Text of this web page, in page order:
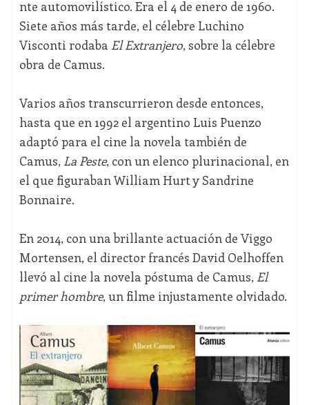
nte automovilístico. Era el 4 de enero de 1960.
Siete años más tarde, el célebre Luchino
Visconti rodaba El Extranjero, sobre la célebre
obra de Camus.
Varios años transcurrieron desde entonces,
hasta que en 1992 el argentino Luis Puenzo
adaptó para el cine la novela también de
Camus, La Peste, con un elenco plurinacional, en
el que figuraban William Hurt y Sandrine
Bonnaire.
En 2014, con una brillante actuación de Viggo
Mortensen, el director francés David Oelhoffen
llevó al cine la novela póstuma de Camus, El
primer hombre, un filme injustamente olvidado.